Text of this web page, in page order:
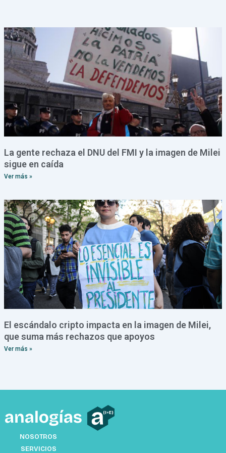
La gente rechaza el DNU del FMI y la imagen de Milei
sigue en caída
Ver más »
El escándalo cripto impacta en la imagen de Milei,
que suma más rechazos que apoyos
Ver más »
NOSOTROS
SERVICIOS